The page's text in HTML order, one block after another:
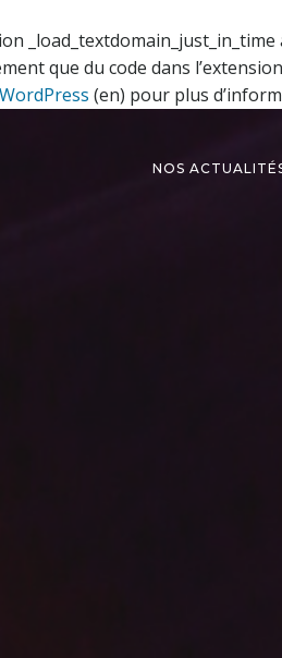
que du code dans
(en) pour plus
NOS